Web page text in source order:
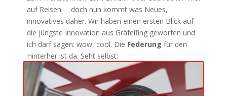
auf Reisen … doch nun kommt was Neues,
innovatives daher. Wir haben einen ersten Blick auf
die jüngste Innovation aus Gräfelfing geworfen und
ich darf sagen: wow, cool. Die Federung für den
Hinterher ist da. Seht selbst: